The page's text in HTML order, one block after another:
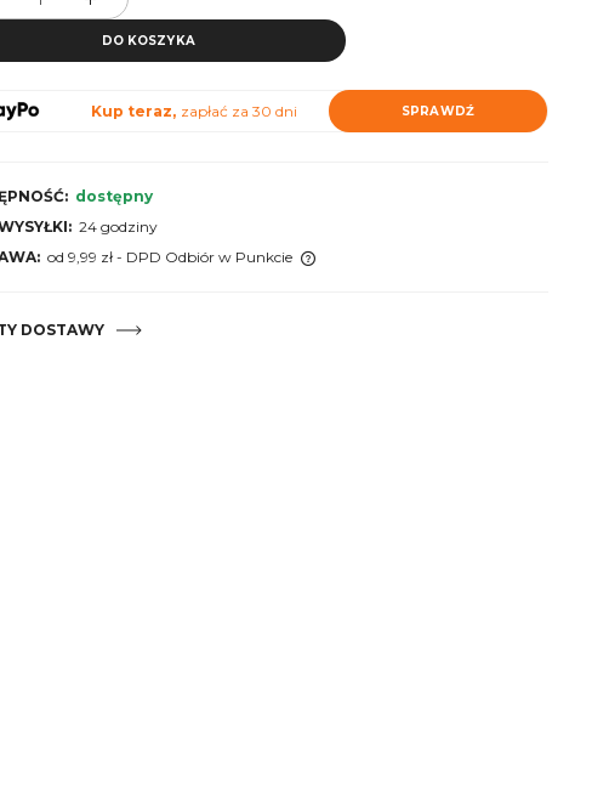
DO KOSZYKA
Kup teraz, zapłać za 30 dni SPRAWDŹ
dostępny
24 godziny
od 9,99 zł - DPD Odbiór w Punkcie
kosztów płatności
DOSTAWY